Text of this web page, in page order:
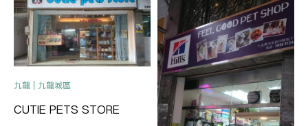
九龍 | 九龍城區
CUTIE PETS STORE